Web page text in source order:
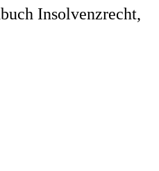
Insolvenzrecht,